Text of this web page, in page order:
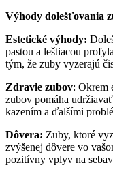
Výhody dolešťovania
Estetické výhody:
pastou a leštiacou
tým, že zuby vyzerajú
Zdravie zubov: Okrem
zubov pomáha
kazením a ďalšími
Dôvera: Zuby, ktoré
zvýšenej dôvere vo
pozitívny vplyv na